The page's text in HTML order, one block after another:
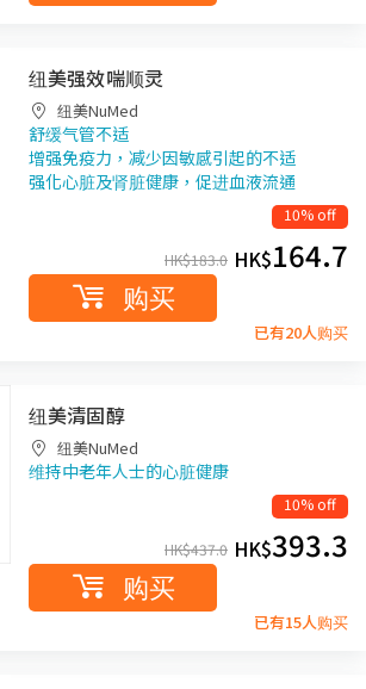
纽美强效喘顺灵
纽美NuMed
舒缓气管不适
增强免疫力，减少因敏感引起的不适
强化心脏及肾脏健康，促进血液流通
10% off
HK$183.0 HK$164.7
购买
已有20人购买
纽美清固醇
纽美NuMed
维持中老年人士的心脏健康
10% off
HK$437.0 HK$393.3
购买
已有15人购买